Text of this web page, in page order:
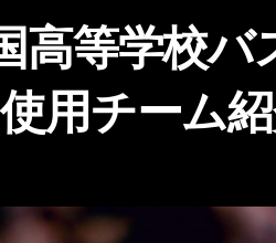
高等学校バ
用チーム